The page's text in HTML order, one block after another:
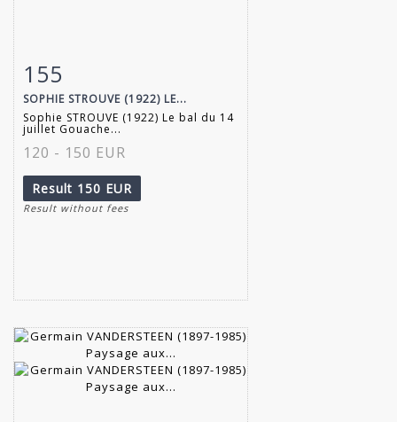
Item detail
155
SOPHIE STROUVE (1922) LE...
Sophie STROUVE (1922) Le bal du 14
juillet Gouache...
120 - 150 EUR
Result 150 EUR
Result without fees